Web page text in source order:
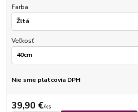
Farba
Veľkosť
Nie sme platcovia DPH
39,90 €/ks